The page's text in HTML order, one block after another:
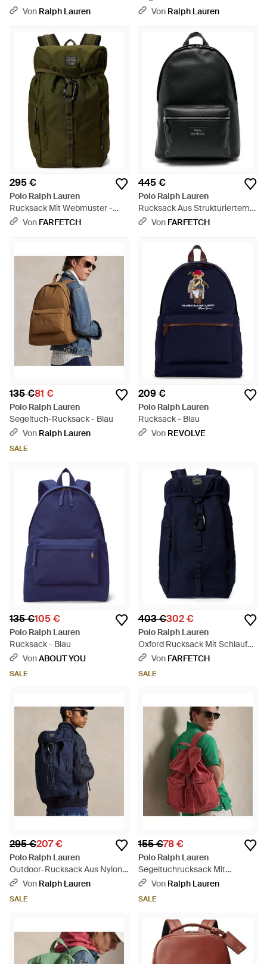
Narbenleder - Schwarz
Von Ralph Lauren
Polo Bear - Blau
Von Ralph Lauren
295 €
Polo Ralph Lauren
Rucksack Mit Webmuster -
GrünVon FARFETCH
445 €
Polo Ralph Lauren
Rucksack Aus Strukturiertem
Leder - Schwarz
Von FARFETCH
135 €81 €
Polo Ralph Lauren
Segeltuch-Rucksack - Blau
Von Ralph Lauren
SALE
209 €
Polo Ralph Lauren
Rucksack - Blau
Von REVOLVE
135 €105 €
Polo Ralph Lauren
Rucksack - Blau
VonABOUT YOU
SALE
403 €302 €
Polo Ralph Lauren
Oxford Rucksack Mit Schlaufen
- Blau
Von FARFETCH
SALE
295 €207 €
Polo Ralph Lauren
Outdoor-Rucksack Aus Nylon-
Oxford - Blau
Von Ralph Lauren
SALE
155 €78 €
Polo Ralph Lauren
Segeltuchrucksack Mit
Klappverschluss - Rot
Von Ralph Lauren
SALE